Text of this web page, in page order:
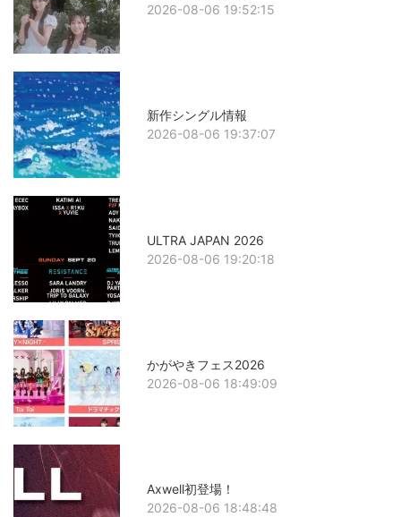
2026-08-06 19:52:15
新作シングル情報
2026-08-06 19:37:07
ULTRA JAPAN 2026
2026-08-06 19:20:18
かがやきフェス2026
2026-08-06 18:49:09
Axwell初登場！
2026-08-06 18:48:48